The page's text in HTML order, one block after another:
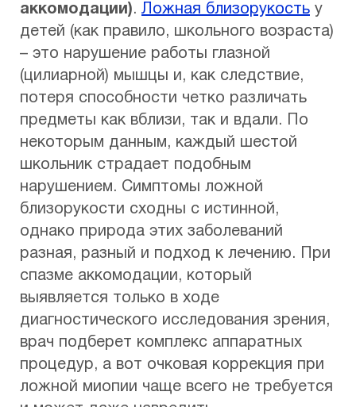
аккомодации). Ложная близорукость у
детей (как правило, школьного возраста)
– это нарушение работы глазной
(цилиарной) мышцы и, как следствие,
потеря способности четко различать
предметы как вблизи, так и вдали. По
некоторым данным, каждый шестой
школьник страдает подобным
нарушением. Симптомы ложной
близорукости сходны с истинной,
однако природа этих заболеваний
разная, разный и подход к лечению. При
спазме аккомодации, который
выявляется только в ходе
диагностического исследования зрения,
врач подберет комплекс аппаратных
процедур, а вот очковая коррекция при
ложной миопии чаще всего не требуется